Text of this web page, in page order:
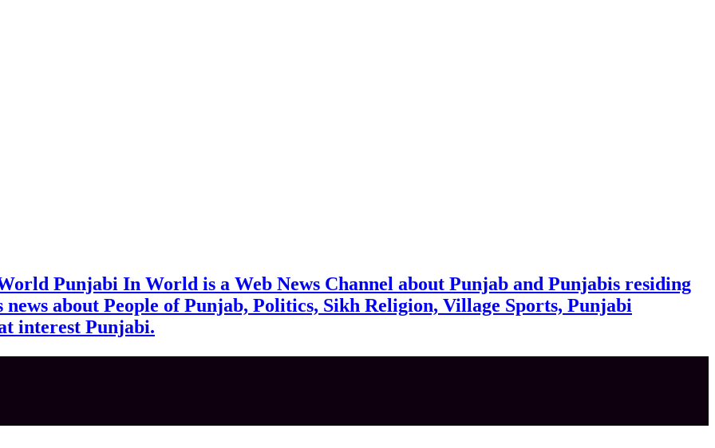
Punjabi In World is a Web News Channel about Punjab and Punjabis residing
about People of Punjab, Politics, Sikh Religion, Village Sports, Punjabi
interest Punjabi.